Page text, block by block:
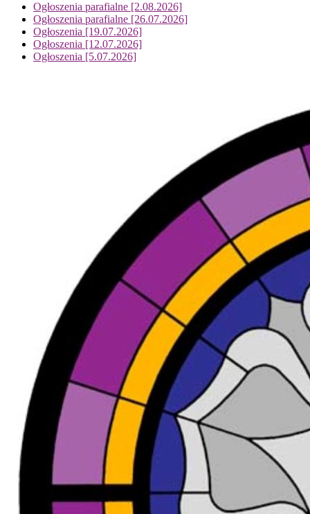
Ogłoszenia parafialne [2.08.2026]
Ogłoszenia parafialne [26.07.2026]
Ogłoszenia [19.07.2026]
Ogłoszenia [12.07.2026]
Ogłoszenia [5.07.2026]